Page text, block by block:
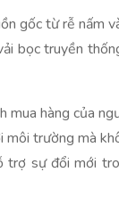
gốc từ rễ nấm
bọc truyền
hàng của
trường mà
sự đổi mới